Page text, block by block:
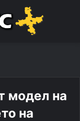
модел на
на